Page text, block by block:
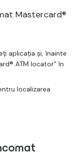
Mastercard®
aplicația și, înainte
ATM locator” în
localizarea